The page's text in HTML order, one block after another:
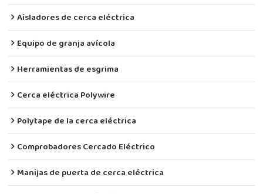
Aisladores de cerca eléctrica
Equipo de granja avícola
Herramientas de esgrima
Cerca eléctrica Polywire
Polytape de la cerca eléctrica
Comprobadores Cercado Eléctrico
Manijas de puerta de cerca eléctrica